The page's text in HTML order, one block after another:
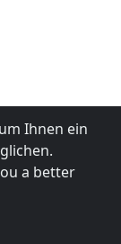
Ihnen ein
a better